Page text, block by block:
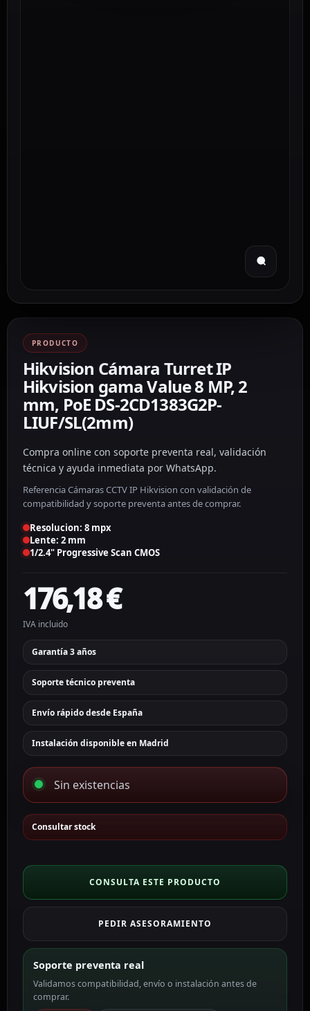
PRODUCTO
Hikvision Cámara Turret IP
Hikvision gama Value 8 MP, 2
mm, PoE DS-2CD1383G2P-
LIUF/SL(2mm)
Compra online con soporte preventa real, validación
técnica y ayuda inmediata por WhatsApp.
Referencia Cámaras CCTV IP Hikvision con validación de
compatibilidad y soporte preventa antes de comprar.
Resolucion: 8 mpx
Lente: 2 mm
1/2.4" Progressive Scan CMOS
176,18€
IVA incluido
Garantía 3 años
Soporte técnico preventa
Envío rápido desde España
Instalación disponible en Madrid
Sin existencias
Consultar stock
CONSULTA ESTE PRODUCTO
PEDIR ASESORAMIENTO
Soporte preventa real
Validamos compatibilidad, envío o instalación antes de
comprar.